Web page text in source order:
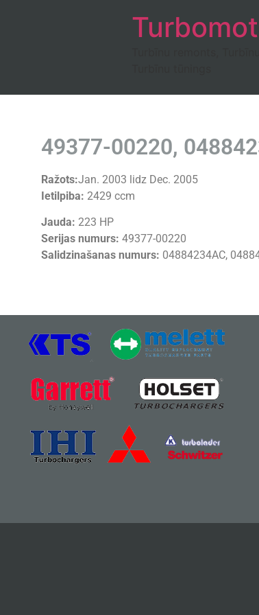
49377-00220,
Ražots:Jan. 2003 lidz Dec. 2005
Ietilpiba: 2429 ccm
Jauda: 223 HP
Serijas numurs: 49377-00220
Salidzinašanas numurs: 04884234AC,